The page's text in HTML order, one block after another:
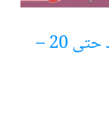
القيمة المكانية: مقارنة الأعداد حتى 20 –